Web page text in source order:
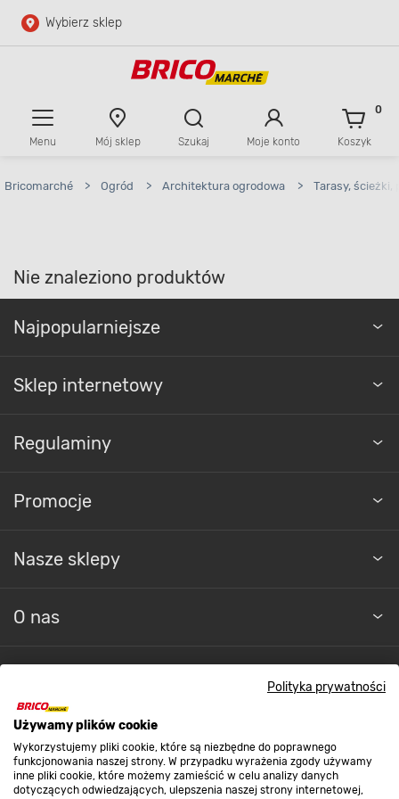
Polityka prywatności
Używamy plików cookie
Wykorzystujemy pliki cookie, które są niezbędne do poprawnego
funkcjonowania naszej strony. W przypadku wyrażenia zgody używamy
inne pliki cookie, które możemy zamieścić w celu analizy danych
dotyczących odwiedzających, ulepszenia naszej strony internetowej,
Przejdź do głównej zawartości
Wybierz sklep
Menu Mój sklep Szukaj Moje konto Koszyk
0
Bricomarché > Ogród > Architektura ogrodowa > Tarasy, ścieżki,
Nie znaleziono produktów
Najpopularniejsze
Sklep internetowy
Regulaminy
Promocje
Nasze sklepy
O nas
Strefa biznesu